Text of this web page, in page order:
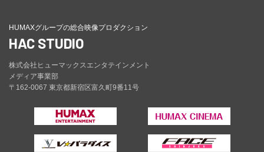
HUMAXグループの総合映像プロダクション
HAC STUDIO
株式会社ヒューマックスエンタテインメント
メディア事業部
〒162-0067 東京都新宿区富久町9番11号